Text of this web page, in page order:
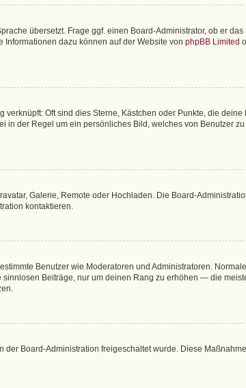
übersetzt. Frage ggf. einen Board-Administrator, ob er das
dazu können auf der Website von phpBB Limited
Oft sind dies Sterne, Kästchen oder Punkte, die deine
in der Regel um ein persönliches Bild, welches von Benutzer
Galerie, Remote oder Hochladen. Die Board-
kontaktieren.
Benutzer wie Moderatoren und Administratoren.
Beiträge, nur um deinen Rang zu erhöhen — die
Board-Administration freigeschaltet wurde. Diese